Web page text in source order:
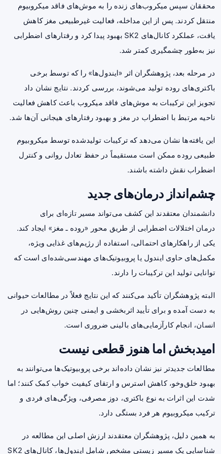
محققان سپس میکروب‌های زنده را به موش‌های فاقد میکروبیوم
منتقل کردند. پس از این مداخله، فعالیت غیرطبیعی مغز کاهش
یافت، عملکرد کانال‌های SK2 بهبود پیدا کرد و رفتارهای اضطرابی
نیز به‌طور چشمگیری کمتر شد.
در مرحله بعد، پژوهشگران اثر «ایندول‌ها» را که توسط برخی
باکتری‌های روده تولید می‌شوند، بررسی کردند. نتایج نشان داد
تجویز این ترکیبات به موش‌های فاقد میکروب باعث کاهش فعالیت
ناحیه مرتبط با اضطراب در مغز و بهبود رفتارهای هیجانی آن‌ها شد.
این یافته‌ها نشان می‌دهد که ترکیبات تولیدشده توسط میکروبیوم
طبیعی روده ممکن است مستقیماً در حفظ تعادل روانی و کنترل
اضطراب نقش داشته باشند.
چشم‌انداز درمان‌های جدید
دانشمندان معتقدند این کشف می‌تواند مسیر تازه‌ای برای
درمان اختلالات اضطرابی از طریق محور «روده ـ مغز» ایجاد کند.
یکی از راهکارهای احتمالی، استفاده از رژیم‌های غذایی ویژه،
مکمل‌های حاوی ایندول یا پروبیوتیک‌های مهندسی‌شده‌ای است که
توانایی تولید این ترکیبات را دارند.
البته پژوهشگران تأکید می‌کنند که این نتایج فعلاً در مطالعات حیوانی
به دست آمده و برای تأیید اثربخشی و ایمنی چنین روش‌هایی در
انسان، انجام کارآزمایی‌های بالینی ضروری است.
امیدبخش اما هنوز قطعی نیست
مطالعات جدیدتر نیز نشان داده‌اند برخی پروبیوتیک‌ها می‌توانند به
بهبود خلق‌وخو، کاهش استرس و ارتقای کیفیت خواب کمک کنند؛ اما
شدت این اثرات به نوع باکتری، دوز مصرفی، ویژگی‌های فردی و
ترکیب میکروبیوم هر فرد بستگی دارد.
به همین دلیل، پژوهشگران معتقدند ارزش اصلی این مطالعه در
شناسایی یک مسیر زیستی مشخص شامل ایندول‌ها، کانال‌های SK2